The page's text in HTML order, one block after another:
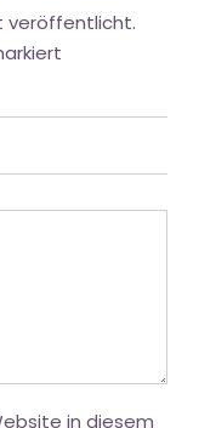
veröffentlicht.
in diesem